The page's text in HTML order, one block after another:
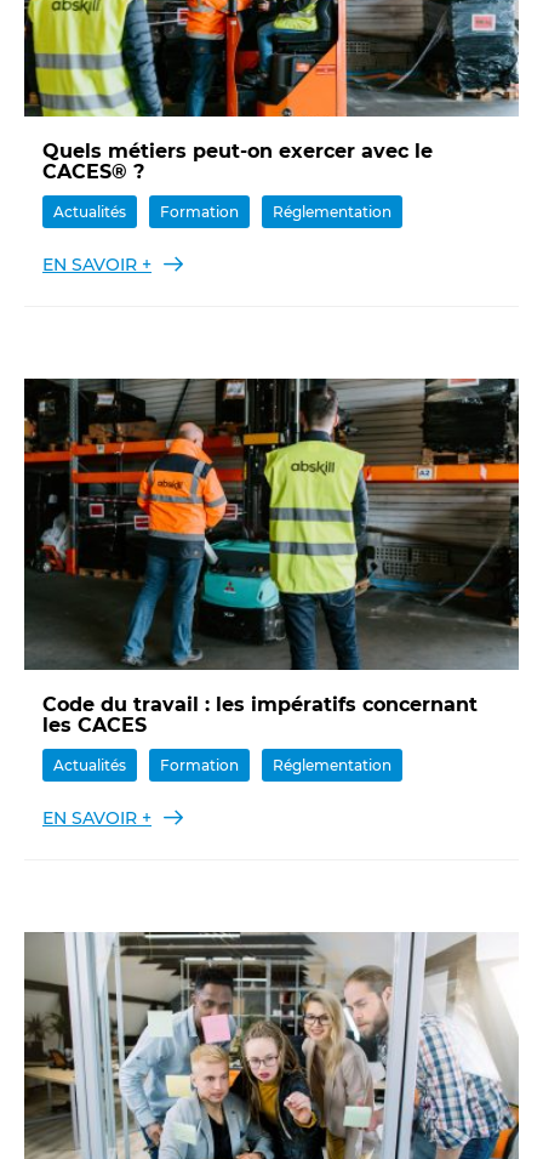
Quels métiers peut-on exercer avec le
CACES® ?
Actualités Formation Réglementation
EN SAVOIR +
Code du travail : les impératifs concernant
les CACES
Actualités Formation Réglementation
EN SAVOIR +